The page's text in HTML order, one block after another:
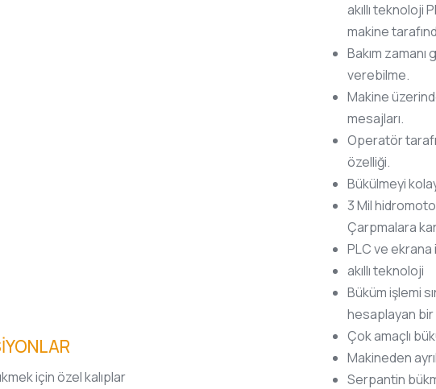
için özel kalıplar
akıllı teknoloji
makine
Bakım
verebilme.
Makine
mesajları.
Operatör
özelliği.
Bükülmeyi
3 Mil
Çarpmalara
PLC ve
akıllı teknoloji
Büküm işlemi
hesaplayan
Çok amaçlı
Makineden
Serpantin